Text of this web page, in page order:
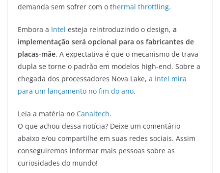
demanda sem sofrer com o thermal throttling.
Embora a Intel esteja reintroduzindo o design, a
implementação será opcional para os fabricantes de
placas-mãe. A expectativa é que o mecanismo de trava
dupla se torne o padrão em modelos high-end. Sobre a
chegada dos processadores Nova Lake, a Intel mira
para um lançamento no fim do ano.
Leia a matéria no Canaltech.
O que achou dessa notícia? Deixe um comentário
abaixo e/ou compartilhe em suas redes sociais. Assim
conseguiremos informar mais pessoas sobre as
curiosidades do mundo!